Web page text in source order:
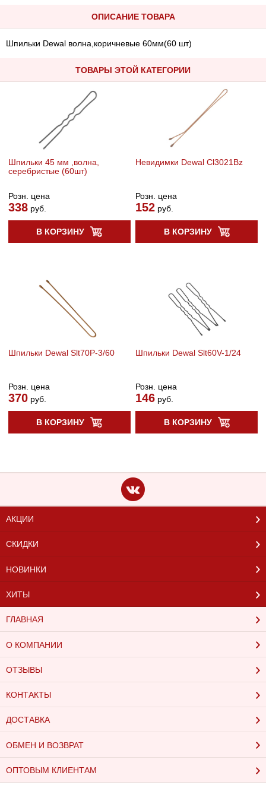
ОПИСАНИЕ ТОВАРА
Шпильки Dewal волна,коричневые 60мм(60 шт)
ТОВАРЫ ЭТОЙ КАТЕГОРИИ
Шпильки 45 мм ,волна,
серебристые (60шт)
Розн. цена
338руб.
В КОРЗИНУ
Невидимки Dewal Cl3021Bz
Розн. цена
152 руб.
В КОРЗИНУ
Шпильки Dewal Slt70P-3/60
Розн. цена
370руб.
В КОРЗИНУ
Шпильки Dewal Slt60V-1/24
Розн. цена
146 руб.
В КОРЗИНУ
АКЦИИ
СКИДКИ
НОВИНКИ
ХИТЫ
ГЛАВНАЯ
О КОМПАНИИ
ОТЗЫВЫ
КОНТАКТЫ
ДОСТАВКА
ОБМЕН И ВОЗВРАТ
ОПТОВЫМ КЛИЕНТАМ